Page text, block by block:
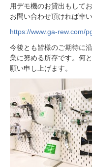
用デモ機のお貸出もして
お問い合わせ頂ければ幸い
https://www.ga-rew.com/
今後とも皆様のご期待に
業に努める所存です。何
願い申し上げます。